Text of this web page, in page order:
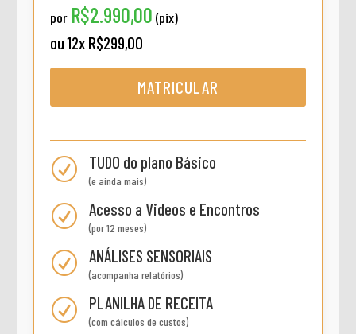
por R$2.990,00 (pix)
ou 12x R$299,00
MATRICULAR
R TUDO do plano Básico
(e ainda mais)
R Acesso a Videos e Encontros
(por 12 meses)
R ANÁLISES SENSORIAIS
(acompanha relatórios)
R PLANILHA DE RECEITA
(com cálculos de custos)